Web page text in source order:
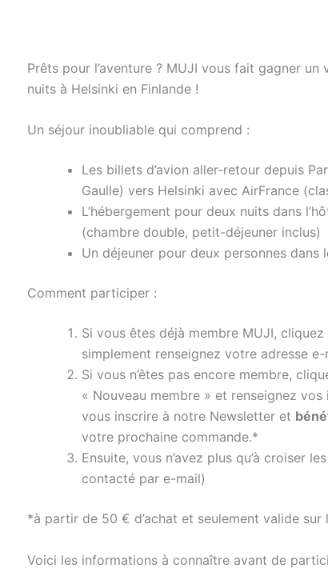
Prêts pour l’aventure ? MUJI vous fait gagner
nuits à Helsinki en Finlande !
Un séjour inoubliable qui comprend :
Les billets d’avion aller-retour depuis
Gaulle) vers Helsinki avec AirFrance
L’hébergement pour deux nuits dans
(chambre double, petit-déjeuner inclus)
Un déjeuner pour deux personnes dans
Comment participer :
Si vous êtes déjà membre MUJI,
simplement renseignez votre adresse e-
Si vous n’êtes pas encore membre,
« Nouveau membre » et renseignez vos
vous inscrire à notre Newsletter et
votre prochaine commande.*
Ensuite, vous n’avez plus qu’à croiser
contacté par e-mail)
*à partir de 50 € d’achat et seulement valide sur
Voici les informations à connaître avant de